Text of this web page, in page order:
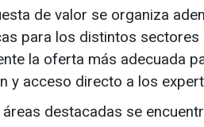
de valor se organiza
para los distintos
la oferta más adecuada
y acceso directo a los
áreas destacadas se